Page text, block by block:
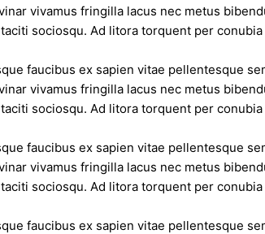
vivamus fringilla lacus nec metus
sociosqu. Ad litora torquent per
faucibus ex sapien vitae pellentesque
vivamus fringilla lacus nec metus
sociosqu. Ad litora torquent per
faucibus ex sapien vitae pellentesque
vivamus fringilla lacus nec metus
sociosqu. Ad litora torquent per
faucibus ex sapien vitae pellentesque